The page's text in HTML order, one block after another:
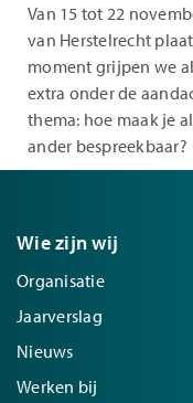
Van 15 tot 22
van Herstelrecht
moment grijpen we
extra onder de
thema: hoe maak je
ander bespreekbaar?
Wie zijn wij
Organisatie
Jaarverslag
Nieuws
Werken bij